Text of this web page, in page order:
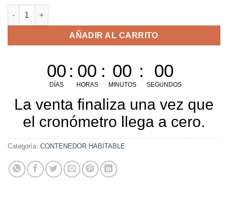
era:
10,000.00 €.
es:
9,599.00 €.
Contenedores de 20 pies sofie cantidad
AÑADIR AL CARRITO
00
DÍAS
: 00
HORAS
: 00
MINUTOS
: 00
SEGUNDOS
La venta finaliza una vez que
el cronómetro llega a cero.
Categoría: CONTENEDOR HABITABLE